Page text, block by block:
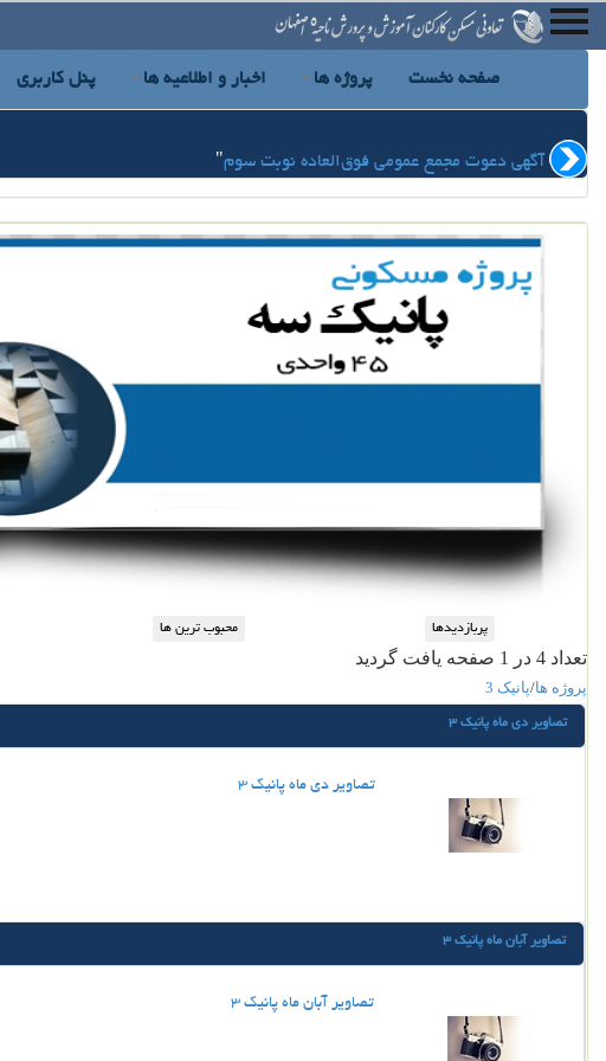
صفحه نخست پروژه ها اخبار و اطلاعیه ها پنل کاربری
آگهی دعوت مجمع عمومی فوق‌العاده نوبت سوم"
تعداد 4 در 1 صفحه یافت گردید
پروژه ها/پانیک 3
تصاویر دی ماه پانیک 3
تصاویر دی ماه پانیک 3
تصاویر آبان ماه پانیک 3
تصاویر آبان ماه پانیک 3